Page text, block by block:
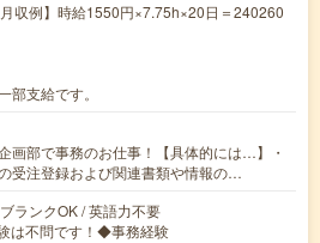
収例】時給1550円×7.75h×20日＝240260
部支給です。
画部で事務のお仕事！【具体的には…】・
受注登録および関連書類や情報の…
ランクOK / 英語力不要
は不問です！◆事務経験